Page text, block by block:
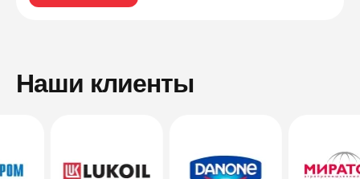
Наши клиенты